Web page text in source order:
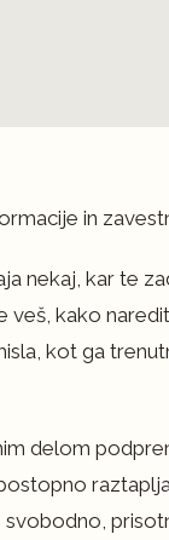
in
nekaj, kar te
veš, kako
kot ga
delom